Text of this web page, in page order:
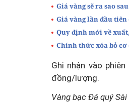
Giá vàng sẽ ra sao
Giá vàng lần đầu tiên
Quy định mới về
Chính thức xóa bỏ cơ
Ghi nhận vào
đồng/lượng.
Vàng bạc Đá quý Sài